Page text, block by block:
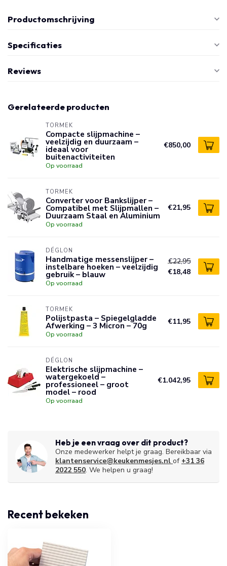
Productomschrijving
Specificaties
Reviews
Gerelateerde producten
TORMEK
Compacte slijpmachine –
veelzijdig en duurzaam –
ideaal voor
buitenactiviteiten
Op voorraad
€850,00
TORMEK
Converter voor Bankslijper –
Compatibel met Slijpmallen –
Duurzaam Staal en Aluminium
Op voorraad
€21,95
DÉGLON
Handmatige messenslijper –
instelbare hoeken – veelzijdig
gebruik – blauw
Op voorraad
€22,95
€18,48
TORMEK
Polijstpasta – Spiegelgladde
Afwerking – 3 Micron – 70g
Op voorraad
€11,95
DÉGLON
Elektrische slijpmachine –
watergekoeld –
professioneel – groot
model – rood
Op voorraad
€1.042,95
Heb je een vraag over dit product?
Onze medewerker helpt je graag. Bereikbaar via
klantenservice@keukenmesjes.nl of +31 36
2022 550. We helpen u graag!
Recent bekeken